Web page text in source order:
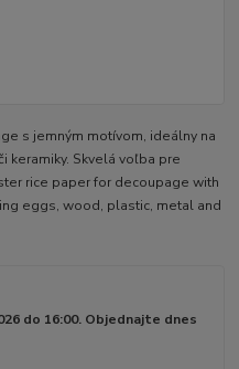
s jemným motívom, ideálny na
keramiky. Skvelá voľba pre
rice paper for decoupage with
eggs, wood, plastic, metal and
do 16:00. Objednajte dnes